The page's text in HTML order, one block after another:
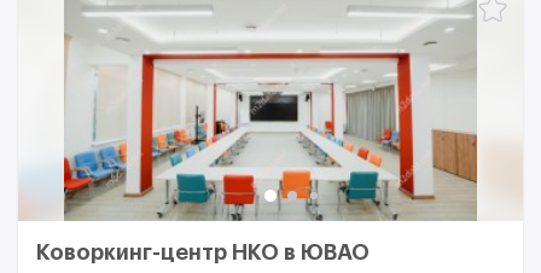
Коворкинг-центр НКО в ЮВАО